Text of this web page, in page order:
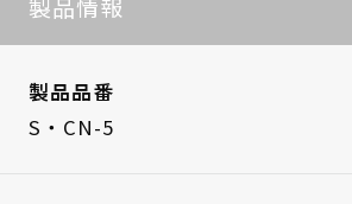
製品情報
製品品番
S・CN-5